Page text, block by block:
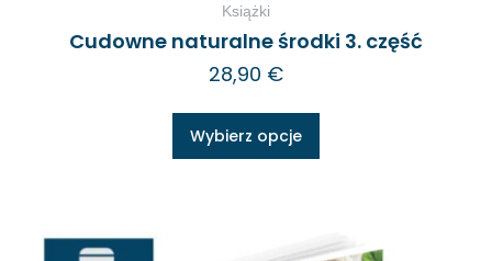
Książki
Cudowne naturalne środki 3. część
28,90 €
Wybierz opcje